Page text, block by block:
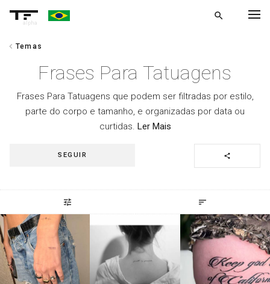
alpha
search
chevron_left Temas
Frases Para Tatuagens
Frases Para Tatuagens que podem ser filtradas por estilo,
parte do corpo e tamanho, e organizadas por data ou
curtidas. Ler Mais
share
SEGUIR
tune sort